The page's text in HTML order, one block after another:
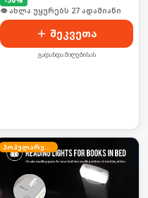
👁 ახლა უყურებს 27 ადამიანი
შეკვეთა
გადახდა მიღებისას
პოპულარული